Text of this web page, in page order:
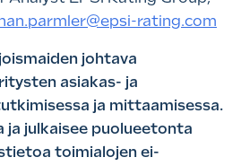
rating.com
johtava
asiakas- ja
ja mittaamisessa.
ja julkaisee puolueetonta
toimialojen ei-